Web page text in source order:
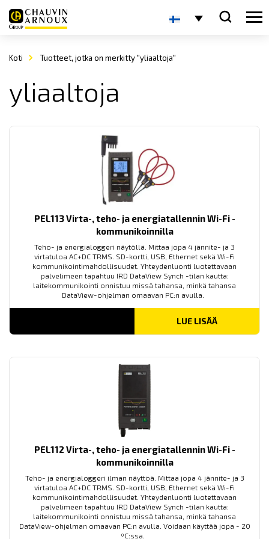
Koti Tuotteet, jotka on merkitty "yliaaltoja"
yliaaltoja
PEL113 Virta-, teho- ja energiatallennin Wi-Fi -
kommunikoinnilla
Teho- ja energialoggeri näytöllä. Mittaa jopa 4 jännite- ja 3
virtatuloa AC+DC TRMS. SD-kortti, USB, Ethernet sekä Wi-Fi
kommunikointimahdollisuudet. Yhteydenluonti luotettavaan
palvelimeen tapahtuu IRD DataView Synch -tilan kautta:
laitekommunikointi onnistuu missä tahansa, minkä tahansa
DataView-ohjelman omaavan PC:n avulla.
LUE LISÄÄ
PEL112 Virta-, teho- ja energiatallennin Wi-Fi -
kommunikoinnilla
Teho- ja energialoggeri ilman näyttöä. Mittaa jopa 4 jännite- ja 3
virtatuloa AC+DC TRMS. SD-kortti, USB, Ethernet sekä Wi-Fi
kommunikointimahdollisuudet. Yhteydenluonti luotettavaan
palvelimeen tapahtuu IRD DataView Synch -tilan kautta:
laitekommunikointi onnistuu missä tahansa, minkä tahansa
DataView-ohjelman omaavan PC:n avulla. Voidaan käyttää jopa - 20
ºC:ssa.